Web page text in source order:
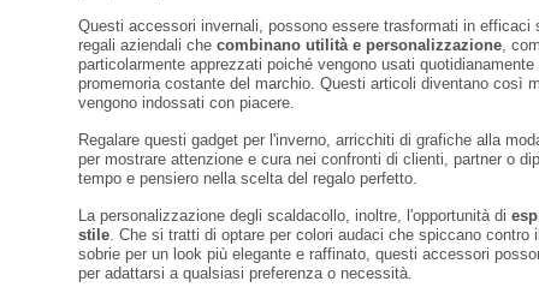
Questi accessori invernali, possono essere trasformati in
regali aziendali che combinano utilità e personalizzazione,
particolarmente apprezzati poiché vengono usati
promemoria costante del marchio. Questi articoli diventano così
vengono indossati con piacere.
Regalare questi gadget per l'inverno, arricchiti di grafiche alla
per mostrare attenzione e cura nei confronti di clienti, partner o
tempo e pensiero nella scelta del regalo perfetto.
La personalizzazione degli scaldacollo, inoltre, l'opportunità di
stile. Che si tratti di optare per colori audaci che spiccano
sobrie per un look più elegante e raffinato, questi accessori
per adattarsi a qualsiasi preferenza o necessità.